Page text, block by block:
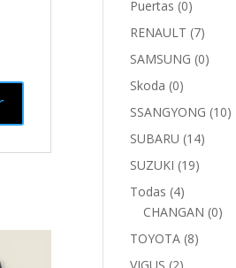
Puertas (0)
RENAULT (7)
SAMSUNG (0)
Skoda (0)
SSANGYONG (10)
SUBARU (14)
SUZUKI (19)
Todas (4)
CHANGAN (0)
TOYOTA (8)